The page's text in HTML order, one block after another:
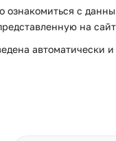
с
на
автоматически